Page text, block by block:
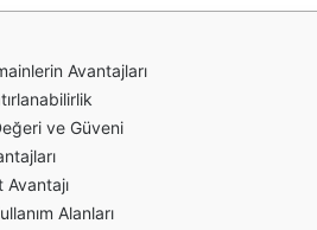
Avantajları
ve Güveni
Avantajı
Alanları